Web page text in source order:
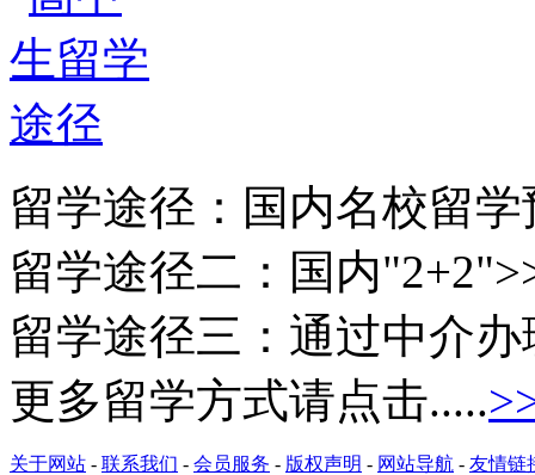
留学途径： 国内名校留
留学途径二： 国内
留学途径三： 通过中介办
更多留学方式请点击.....
关于网站 - 联系我们 - 会员服务 - 版权声明 - 网站导航 - 友情链